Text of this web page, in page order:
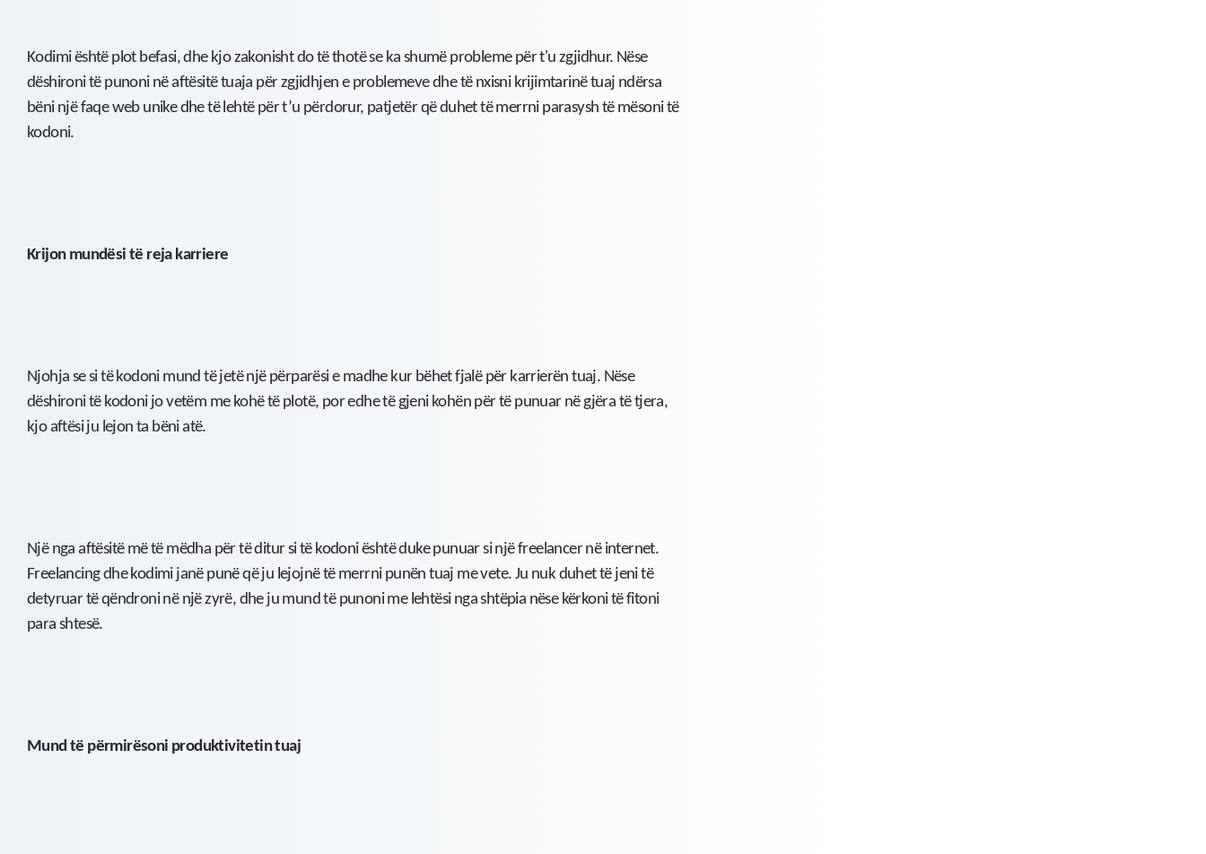
Kodimi është plot befasi, dhe kjo zakonisht do të thotë se ka shumë probleme për t'u zgjidhur. Nëse
dëshironi të punoni në aftësitë tuaja për zgjidhjen e problemeve dhe të nxisni krijimtarinë tuaj ndërsa
bëni një faqe web unike dhe të lehtë për t’u përdorur, patjetër që duhet të merrni parasysh të mësoni të
kodoni.
Krijon mundësi të reja karriere
Njohja se si të kodoni mund të jetë një përparësi e madhe kur bëhet fjalë për karrierën tuaj. Nëse
dëshironi të kodoni jo vetëm me kohë të plotë, por edhe të gjeni kohën për të punuar në gjëra të tjera,
kjo aftësi ju lejon ta bëni atë.
Një nga aftësitë më të mëdha për të ditur si të kodoni është duke punuar si një freelancer në internet.
Freelancing dhe kodimi janë punë që ju lejojnë të merrni punën tuaj me vete. Ju nuk duhet të jeni të
detyruar të qëndroni në një zyrë, dhe ju mund të punoni me lehtësi nga shtëpia nëse kërkoni të fitoni
para shtesë.
Mund të përmirësoni produktivitetin tuaj